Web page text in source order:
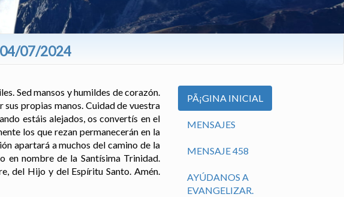
04/07/2024
Sed mansos y humildes de corazón.
propias manos. Cuidad de vuestra
estáis alejados, os convertís en el
los que rezan permanecerán en la
apartará a muchos del camino de la
en nombre de la Santísima Trinidad.
del Hijo y del Espíritu Santo. Amén.
PÃ¡GINA INICIAL
MENSAJES
MENSAJE 458
AYÚDANOS A
EVANGELIZAR.